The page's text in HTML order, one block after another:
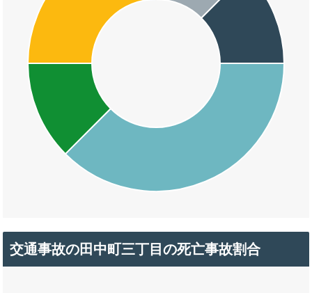
交通事故の田中町三丁目の死亡事故割合